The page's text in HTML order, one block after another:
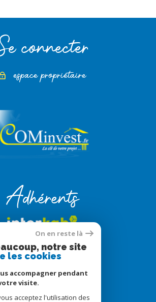
connecter
espace propriétaire
Adhérents
2022 Tous droits réservés
On en reste là
notre site
les cookies
accompagner pendant
visite.
acceptez l'utilisation des